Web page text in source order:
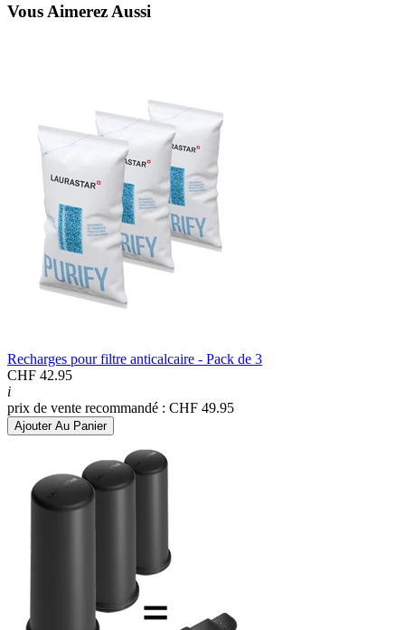
Vous Aimerez Aussi
Recharges pour filtre anticalcaire - Pack de 3
CHF 42.95
i
prix de vente recommandé : CHF 49.95
Ajouter Au Panier